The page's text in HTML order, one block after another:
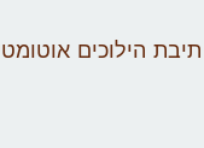
הילוכים